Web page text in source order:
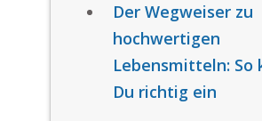
Der Wegweiser zu
hochwertigen
Lebensmitteln: So
Du richtig ein